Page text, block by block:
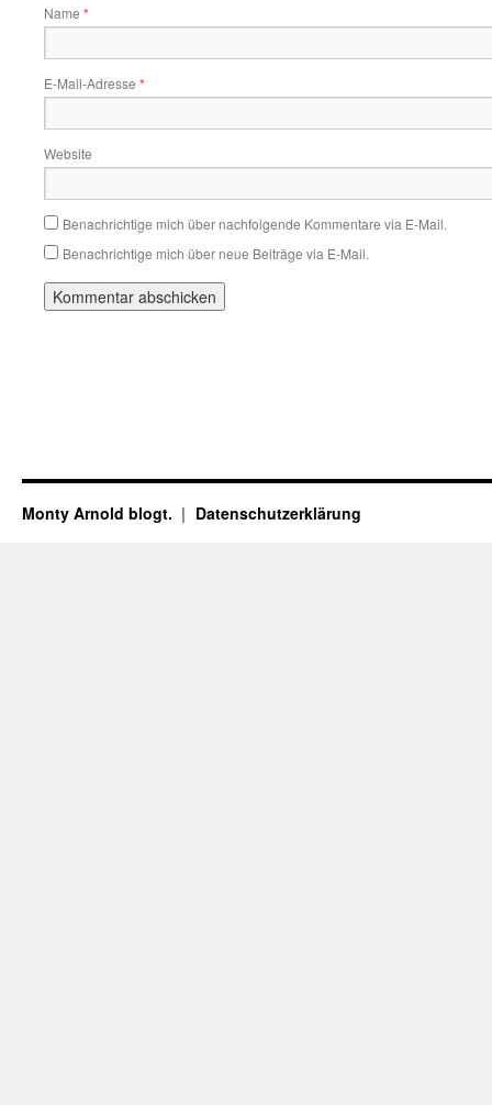
Name *
E-Mail-Adresse *
Website
Benachrichtige mich über nachfolgende Kommentare via E-Mail.
Benachrichtige mich über neue Beiträge via E-Mail.
Monty Arnold blogt. Datenschutz­erklärung